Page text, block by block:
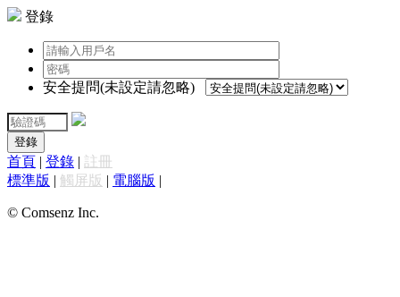
登錄
安全提問(未設定請忽略)
登錄
首頁 | 登錄 | 註冊
標準版 | 觸屏版 | 電腦版 |
© Comsenz Inc.